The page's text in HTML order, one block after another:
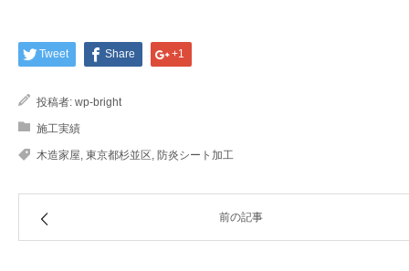
Tweet Share +1
投稿者: wp-bright
施工実績
木造家屋, 東京都杉並区, 防炎シート加工
前の記事